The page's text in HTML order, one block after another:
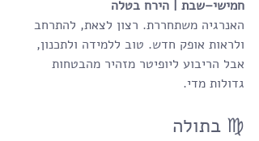
חמישי–שבת | הירח בטלה
האנרגיה משתחררת. רצון לצאת, להתרחב
ולראות אופק חדש. טוב ללמידה ולתכנון,
אבל הריבוע ליופיטר מזהיר מהבטחות
גדולות מדי.
♍ בתולה